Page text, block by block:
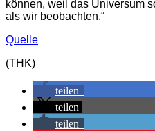
können, weil das Universum
als wir beobachten.“
Quelle
(THK)
teilen
teilen
teilen